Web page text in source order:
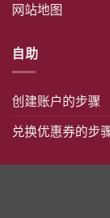
网站地图
自助
创建账户的步骤
兑换优惠券的步